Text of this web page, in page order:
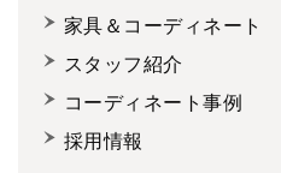
家具＆コーディネート
スタッフ紹介
コーディネート事例
採用情報